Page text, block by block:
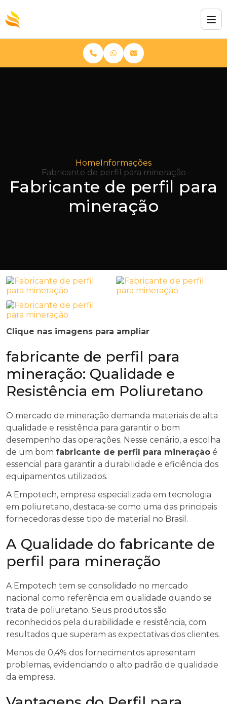
Home Informações
Fabricante de perfil para mineração
Fabricante de perfil para
mineração
Clique nas imagens para ampliar
fabricante de perfil para
mineração: Qualidade e
Resistência em Poliuretano
O mercado de mineração demanda materiais de alta
qualidade e resistência para garantir o bom
desempenho das operações. Nesse cenário, a escolha
de um bom fabricante de perfil para mineração é
essencial para garantir a durabilidade e eficiência dos
equipamentos utilizados.
A Empotech, empresa especializada em tecnologia
em poliuretano, destaca-se como uma das principais
fornecedoras desse tipo de material no Brasil.
A Qualidade do fabricante de
perfil para mineração
A Empotech tem se consolidado no mercado
nacional como referência em qualidade quando se
trata de poliuretano. Seus produtos são
reconhecidos pela durabilidade e resistência, com
resultados que superam as expectativas dos clientes.
Menos de 0,4% dos fornecimentos apresentam
problemas, evidenciando o alto padrão de qualidade
da empresa.